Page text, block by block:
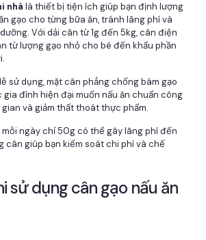
nhà là thiết bị tiện ích giúp bạn định lượng
gạo cho từng bữa ăn, tránh lãng phí và
Với dải cân từ 1g đến 5kg, cân điện
từ lượng gạo nhỏ cho bé đến khẩu phần
sử dụng, mặt cân phẳng chống bám gạo
đình hiện đại muốn nấu ăn chuẩn công
và giảm thất thoát thực phẩm.
mỗi ngày chỉ 50g có thể gây lãng phí đến
cân giúp bạn kiểm soát chi phí và chế
sử dụng cân gạo nấu ăn